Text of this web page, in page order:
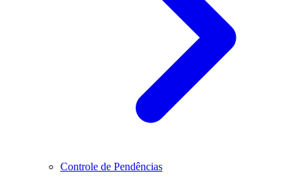
Controle de Pendências